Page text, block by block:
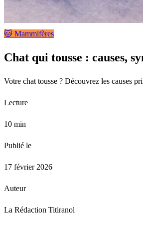
🐱 Mammifères
Chat qui tousse : causes,
Votre chat tousse ? Découvrez les causes
Lecture
10 min
Publié le
17 février 2026
Auteur
La Rédaction Titiranol